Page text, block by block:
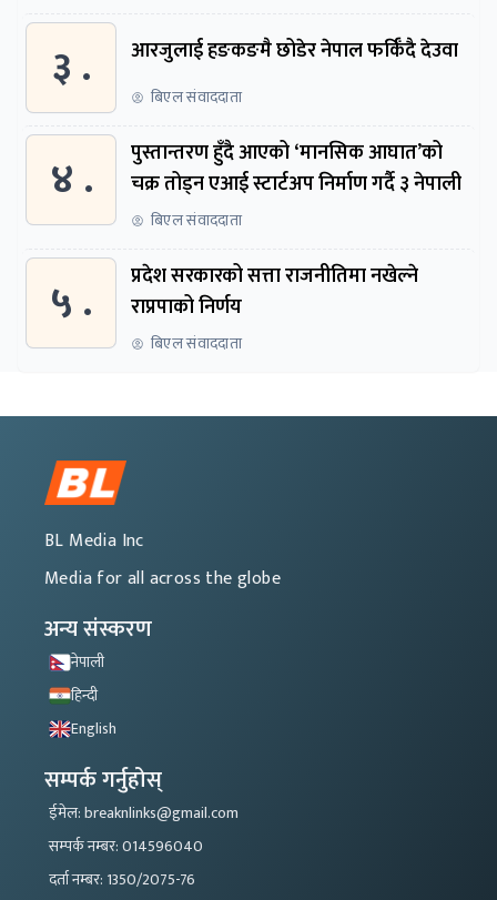
३ . आरजुलाई हङकङमै छोडेर नेपाल फर्किँदै देउवा
बिएल संवाददाता
४ .
पुस्तान्तरण हुँदै आएको ‘मानसिक आघात’को
चक्र तोड्न एआई स्टार्टअप निर्माण गर्दै ३ नेपाली
बिएल संवाददाता
५ .
प्रदेश सरकारको सत्ता राजनीतिमा नखेल्ने
राप्रपाको निर्णय
बिएल संवाददाता
BL Media Inc
Media for all across the globe
अन्य संस्करण
नेपाली
हिन्दी
English
सम्पर्क गर्नुहोस्
ईमेल: breaknlinks@gmail.com
सम्पर्क नम्बर: 014596040
दर्ता नम्बर: 1350/2075-76